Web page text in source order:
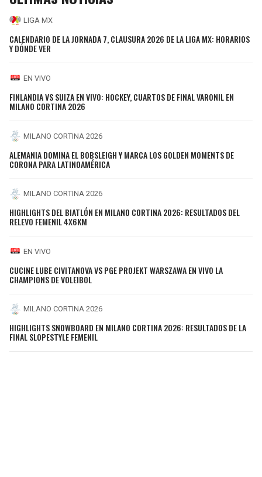
LIGA MX
CALENDARIO DE LA JORNADA 7, CLAUSURA 2026 DE LA LIGA MX: HORARIOS
Y DÓNDE VER
EN VIVO
FINLANDIA VS SUIZA EN VIVO: HOCKEY, CUARTOS DE FINAL VARONIL EN
MILANO CORTINA 2026
MILANO CORTINA 2026
ALEMANIA DOMINA EL BOBSLEIGH Y MARCA LOS GOLDEN MOMENTS DE
CORONA PARA LATINOAMÉRICA
MILANO CORTINA 2026
HIGHLIGHTS DEL BIATLÓN EN MILANO CORTINA 2026: RESULTADOS DEL
RELEVO FEMENIL 4X6KM
EN VIVO
CUCINE LUBE CIVITANOVA VS PGE PROJEKT WARSZAWA EN VIVO LA
CHAMPIONS DE VOLEIBOL
MILANO CORTINA 2026
HIGHLIGHTS SNOWBOARD EN MILANO CORTINA 2026: RESULTADOS DE LA
FINAL SLOPESTYLE FEMENIL